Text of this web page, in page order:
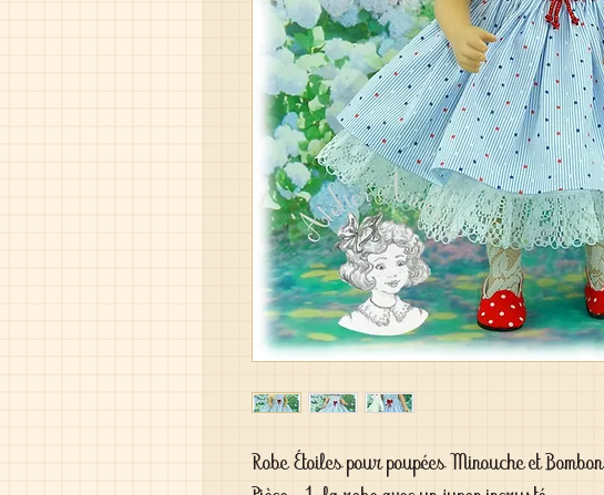
Robe Étoiles pour poupées Minouche et Bombon